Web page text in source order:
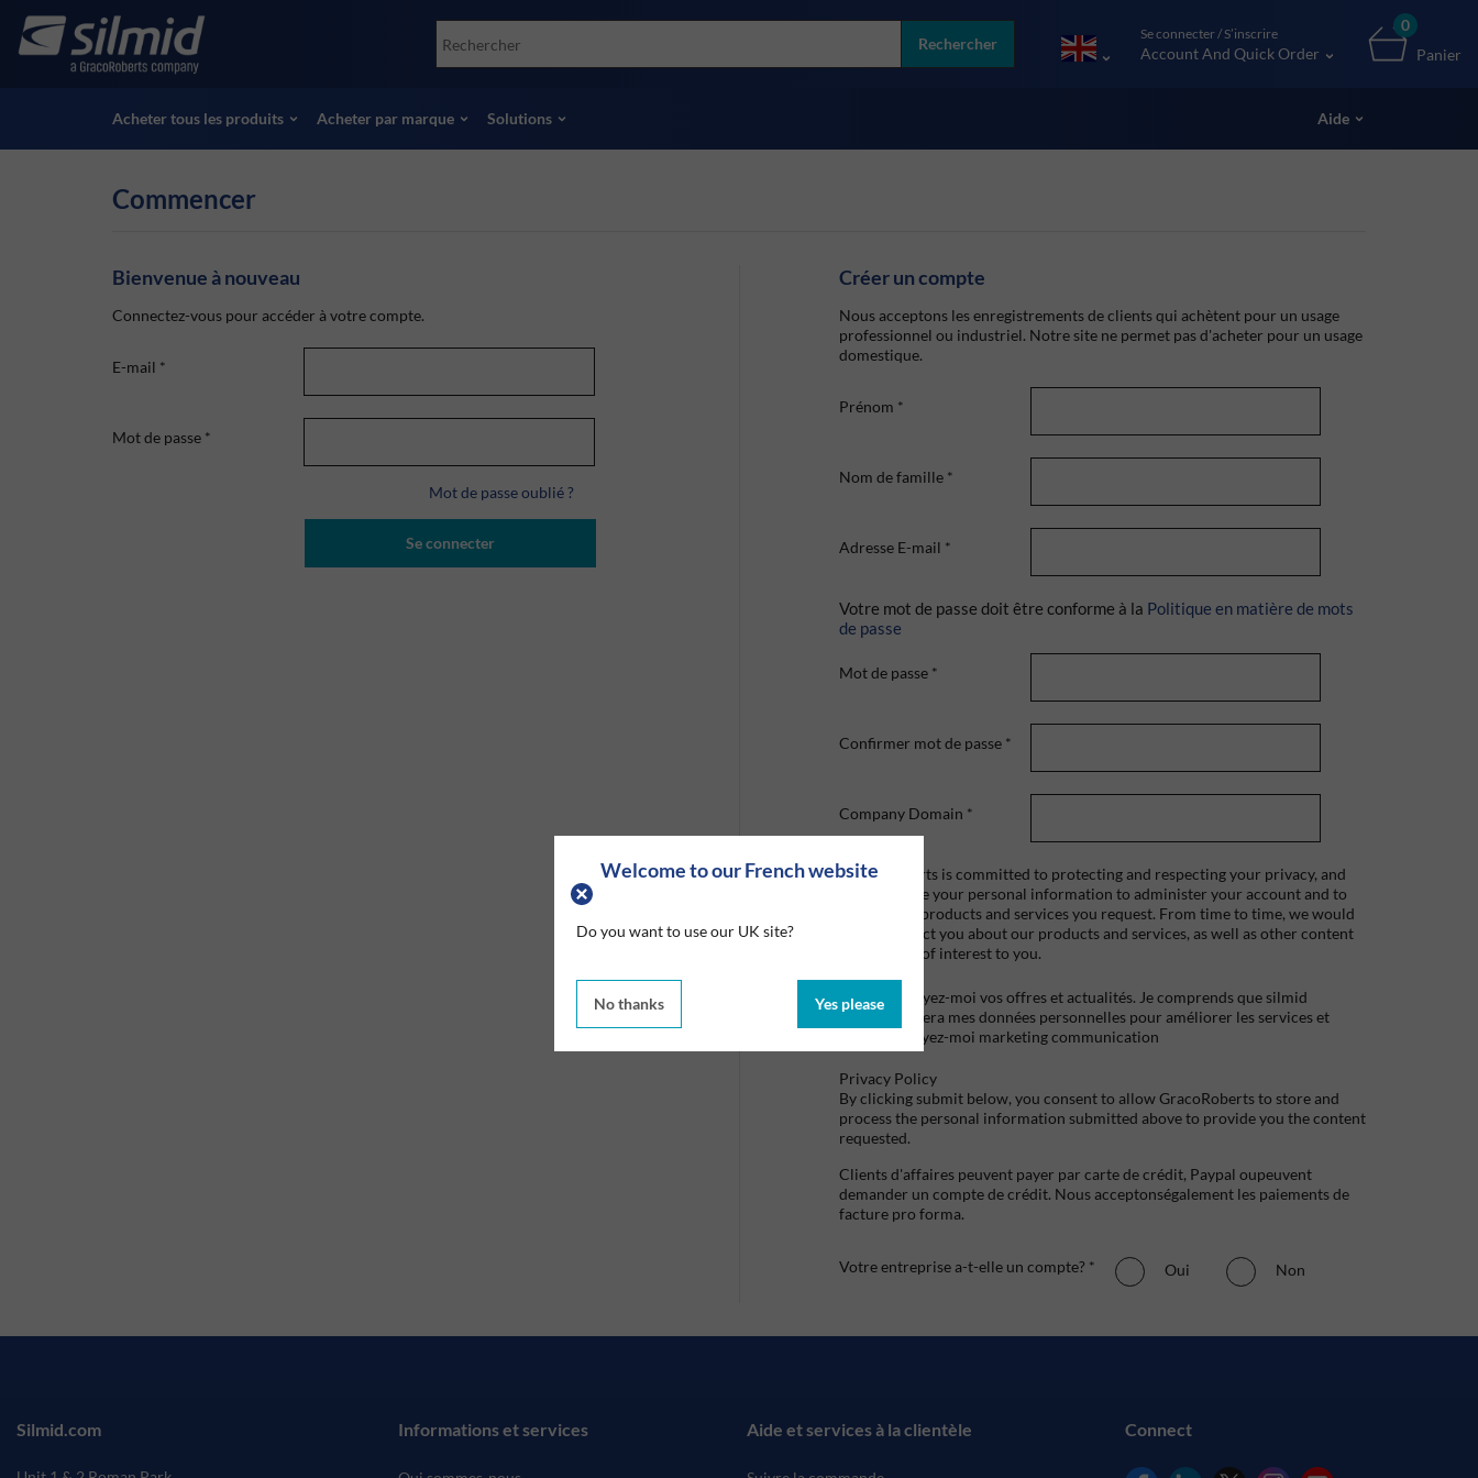
Welcome to our French website
Do you want to use our UK site?
No thanks Yes please
main
Accessories
Essais non destructifs (NDT)
Voir tous les produits
Socomore
Skydrol
Rechercher
Se connecter / S’inscrire
Account And Quick Order
0
Panier
Acheter tous les produits Acheter par marque Solutions Aide
Commencer
Bienvenue à nouveau
Connectez-vous pour accéder à votre compte.
E-mail *
Mot de passe *
Mot de passe oublié ?
Se connecter
Créer un compte
Nous acceptons les enregistrements de clients qui achètent pour un usage
professionnel ou industriel. Notre site ne permet pas d'acheter pour un usage
domestique.
Prénom *
Nom de famille *
Adresse E-mail *
Votre mot de passe doit être conforme à la Politique en matière de mots
de passe
Mot de passe *
Confirmer mot de passe *
Company Domain *
Graco Roberts is committed to protecting and respecting your privacy, and
we'll only use your personal information to administer your account and to
provide the products and services you request. From time to time, we would
like to contact you about our products and services, as well as other content
that may be of interest to you.
Envoyez-moi vos offres et actualités. Je comprends que silmid
utilisera mes données personnelles pour améliorer les services et
envoyez-moi marketing communication
Privacy Policy
By clicking submit below, you consent to allow GracoRoberts to store and
process the personal information submitted above to provide you the content
requested.
Clients d'affaires peuvent payer par carte de crédit, Paypal oupeuvent
demander un compte de crédit. Nous acceptonségalement les paiements de
facture pro forma.
Votre entreprise a-t-elle un compte? * Oui Non
Informations et services Aide et services à la clientèle Connect
Silmid.com